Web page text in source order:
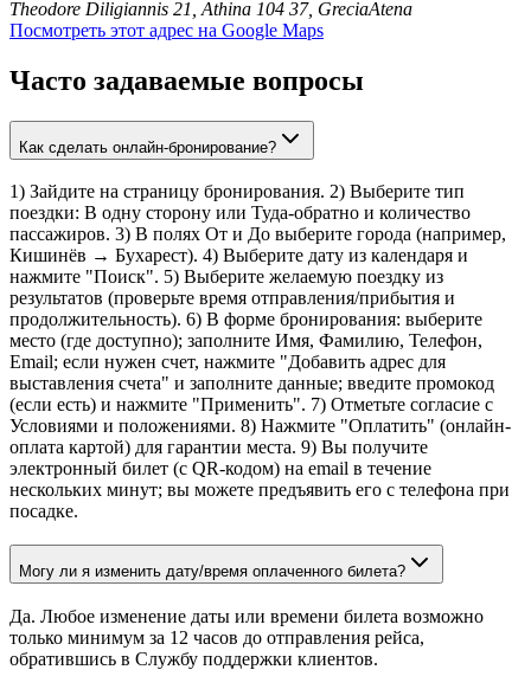
Theodore Diligiannis 21, Athina 104 37, GreciaAtena
Посмотреть этот адрес на Google Maps
Часто задаваемые вопросы
Как сделать онлайн-бронирование?
1) Зайдите на страницу бронирования. 2) Выберите тип
поездки: В одну сторону или Туда-обратно и количество
пассажиров. 3) В полях От и До выберите города (например,
Кишинёв → Бухарест). 4) Выберите дату из календаря и
нажмите "Поиск". 5) Выберите желаемую поездку из
результатов (проверьте время отправления/прибытия и
продолжительность). 6) В форме бронирования: выберите
место (где доступно); заполните Имя, Фамилию, Телефон,
Email; если нужен счет, нажмите "Добавить адрес для
выставления счета" и заполните данные; введите промокод
(если есть) и нажмите "Применить". 7) Отметьте согласие с
Условиями и положениями. 8) Нажмите "Оплатить" (онлайн-
оплата картой) для гарантии места. 9) Вы получите
электронный билет (с QR-кодом) на email в течение
нескольких минут; вы можете предъявить его с телефона при
посадке.
Могу ли я изменить дату/время оплаченного билета?
Да. Любое изменение даты или времени билета возможно
только минимум за 12 часов до отправления рейса,
обратившись в Службу поддержки клиентов.